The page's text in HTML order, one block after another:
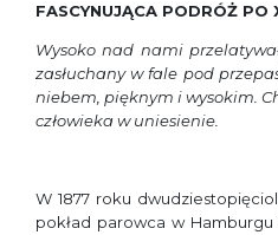
FASCYNUJĄCA PODRÓŻ PO
Wysoko nad nami
zasłuchany w fale pod
niebem, pięknym i wysokim.
człowieka w uniesienie.
W 1877 roku
pokład parowca w